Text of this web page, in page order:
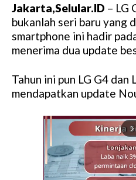
Jakarta,Selular.ID – LG
bukanlah seri baru yang
smartphone ini hadir
menerima dua update
Tahun ini pun LG G4 dan
mendapatkan update
arrow_forward_ios